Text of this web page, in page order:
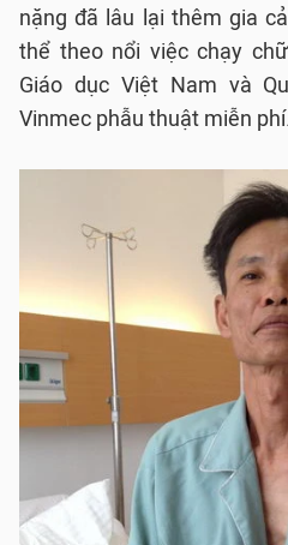
nặng đã lâu lại thêm gia
thể theo nổi việc chạy
Giáo dục Việt Nam và
Vinmec phẫu thuật miễn